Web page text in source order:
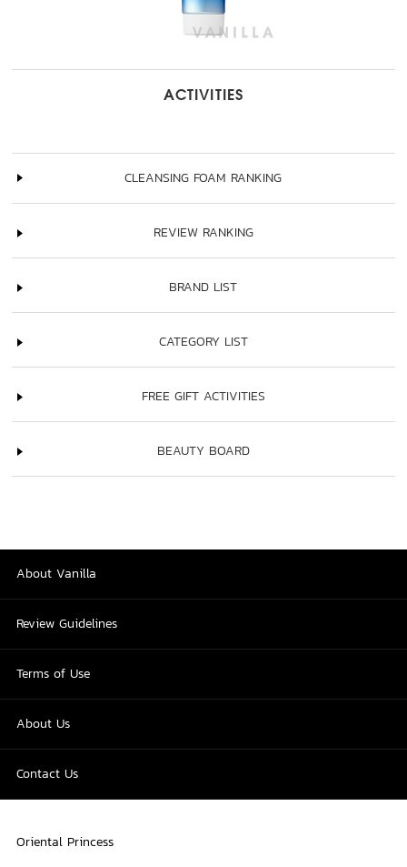
ACTIVITIES
CLEANSING FOAM RANKING
REVIEW RANKING
BRAND LIST
CATEGORY LIST
FREE GIFT ACTIVITIES
BEAUTY BOARD
About Vanilla
Review Guidelines
Terms of Use
About Us
Contact Us
Oriental Princess